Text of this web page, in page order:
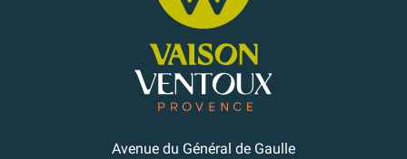
Avenue du Général de Gaulle